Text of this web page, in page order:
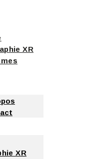
XR
XR